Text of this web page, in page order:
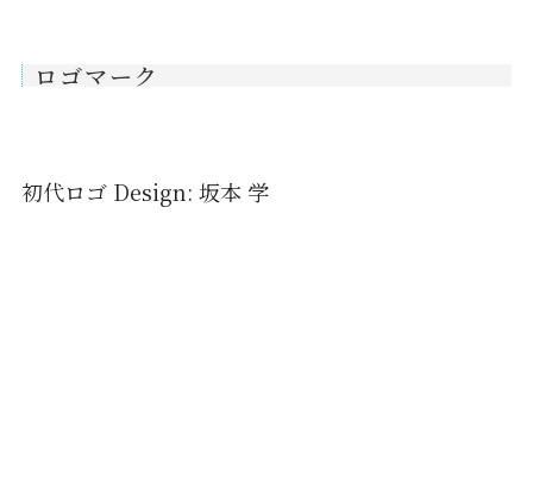
ロゴマーク
初代ロゴ Design: 坂本 学